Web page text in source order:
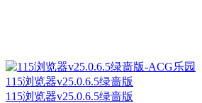
115浏览器v25.0.6.5绿啬版
115浏览器v25.0.6.5绿啬版